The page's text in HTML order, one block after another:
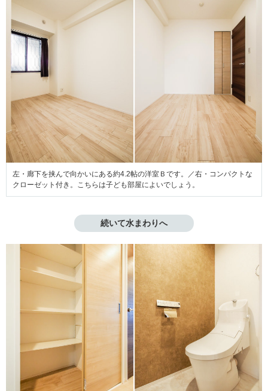
左・廊下を挟んで向かいにある約4.2帖の洋室Ｂです。／右・コンパクトな
クローゼット付き。こちらは子ども部屋によいでしょう。
続いて水まわりへ